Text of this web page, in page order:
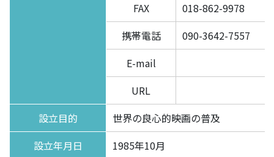
FAX
018-862-9978
携帯電話
090-3642-7557
E-mail
URL
設立目的
世界の良心的映画の普及
設立年月日
1985年10月